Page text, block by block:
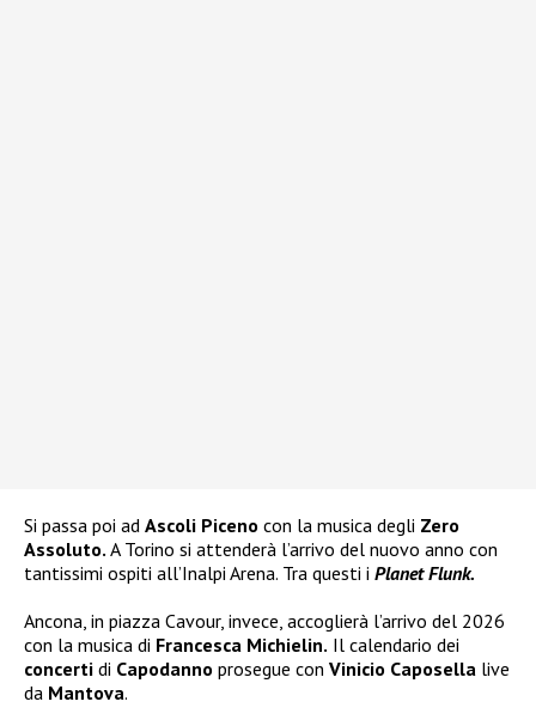
Si passa poi ad Ascoli Piceno con la musica degli Zero
Assoluto. A Torino si attenderà l’arrivo del nuovo anno con
tantissimi ospiti all’Inalpi Arena. Tra questi i Planet Flunk.
Ancona, in piazza Cavour, invece, accoglierà l’arrivo del 2026
con la musica di Francesca Michielin. Il calendario dei
concerti di Capodanno prosegue con Vinicio Caposella live
da Mantova.